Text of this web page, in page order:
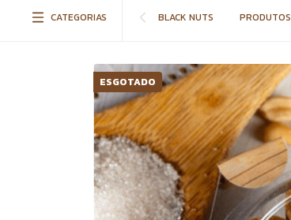
CATEGORIAS BLACK NUTS PRODUTOS
ESGOTADO